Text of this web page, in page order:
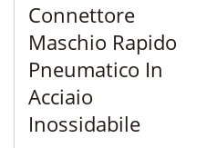
Connettore
Maschio Rapido
Pneumatico In
Acciaio
Inossidabile